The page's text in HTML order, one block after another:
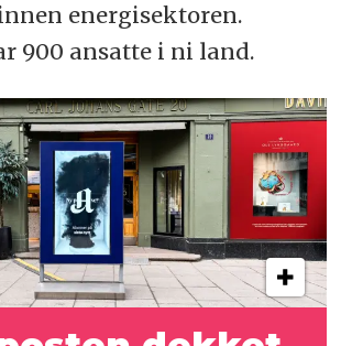
energisektoren.
900 ansatte i ni land.